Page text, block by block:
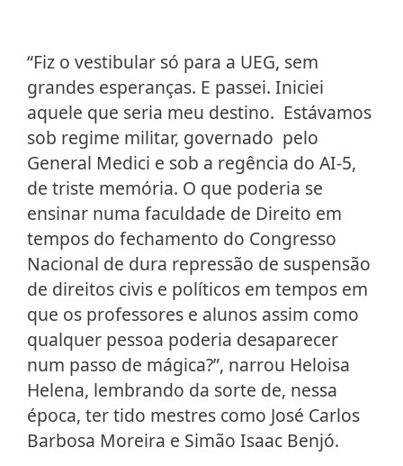
“Fiz o vestibular só para a UEG, sem
grandes esperanças. E passei. Iniciei
aquele que seria meu destino. Estávamos
sob regime militar, governado pelo
General Medici e sob a regência do AI-5,
de triste memória. O que poderia se
ensinar numa faculdade de Direito em
tempos do fechamento do Congresso
Nacional de dura repressão de suspensão
de direitos civis e políticos em tempos em
que os professores e alunos assim como
qualquer pessoa poderia desaparecer
num passo de mágica?”, narrou Heloisa
Helena, lembrando da sorte de, nessa
época, ter tido mestres como José Carlos
Barbosa Moreira e Simão Isaac Benjó.